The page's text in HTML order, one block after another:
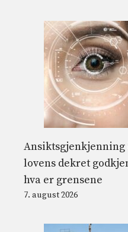
Ansiktsgjenkjenning
lovens dekret
hva er grensene
7. august 2026